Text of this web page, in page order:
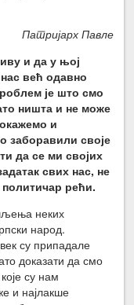
Патријарх Павле
и да у њој
већ одавно
је што смо
ништа и не може
и
заборавили своје
да се ми својих
свих нас, не
рећи.
неких
народ.
су припадале
доказати да смо
су нам
и најлакше